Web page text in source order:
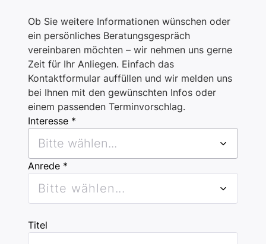
Ob Sie weitere Informationen wünschen oder
ein persönliches Beratungsgespräch
vereinbaren möchten – wir nehmen uns gerne
Zeit für Ihr Anliegen. Einfach das
Kontaktformular auffüllen und wir melden uns
bei Ihnen mit den gewünschten Infos oder
einem passenden Terminvorschlag.
Interesse *
Bitte wählen...
Anrede *
Bitte wählen...
Titel